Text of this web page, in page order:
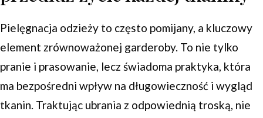
Pielęgnacja odzieży to często pomijany, a kluczowy
element zrównoważonej garderoby. To nie tylko
pranie i prasowanie, lecz świadoma praktyka, która
ma bezpośredni wpływ na długowieczność i wygląd
tkanin. Traktując ubrania z odpowiednią troską, nie